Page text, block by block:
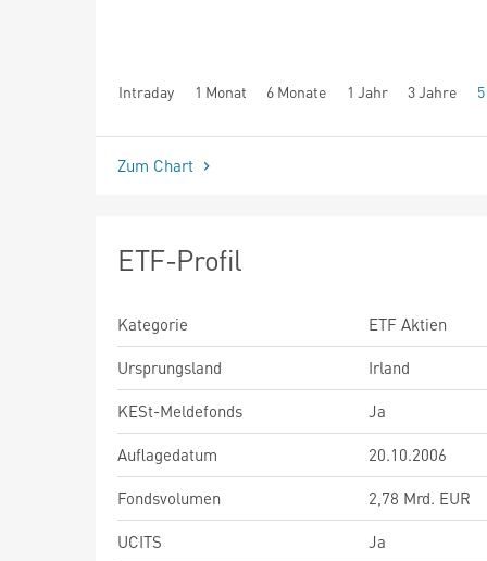
Intraday 1 Monat 6 Monate 1 Jahr 3 Jahre
seit Beginn
Zum Chart
ETF-Profil
Kategorie
ETF Aktien
Ursprungsland
Irland
KESt-Meldefonds
Ja
Auflagedatum
20.10.2006
Fondsvolumen
2,78 Mrd. EUR
UCITS
Ja